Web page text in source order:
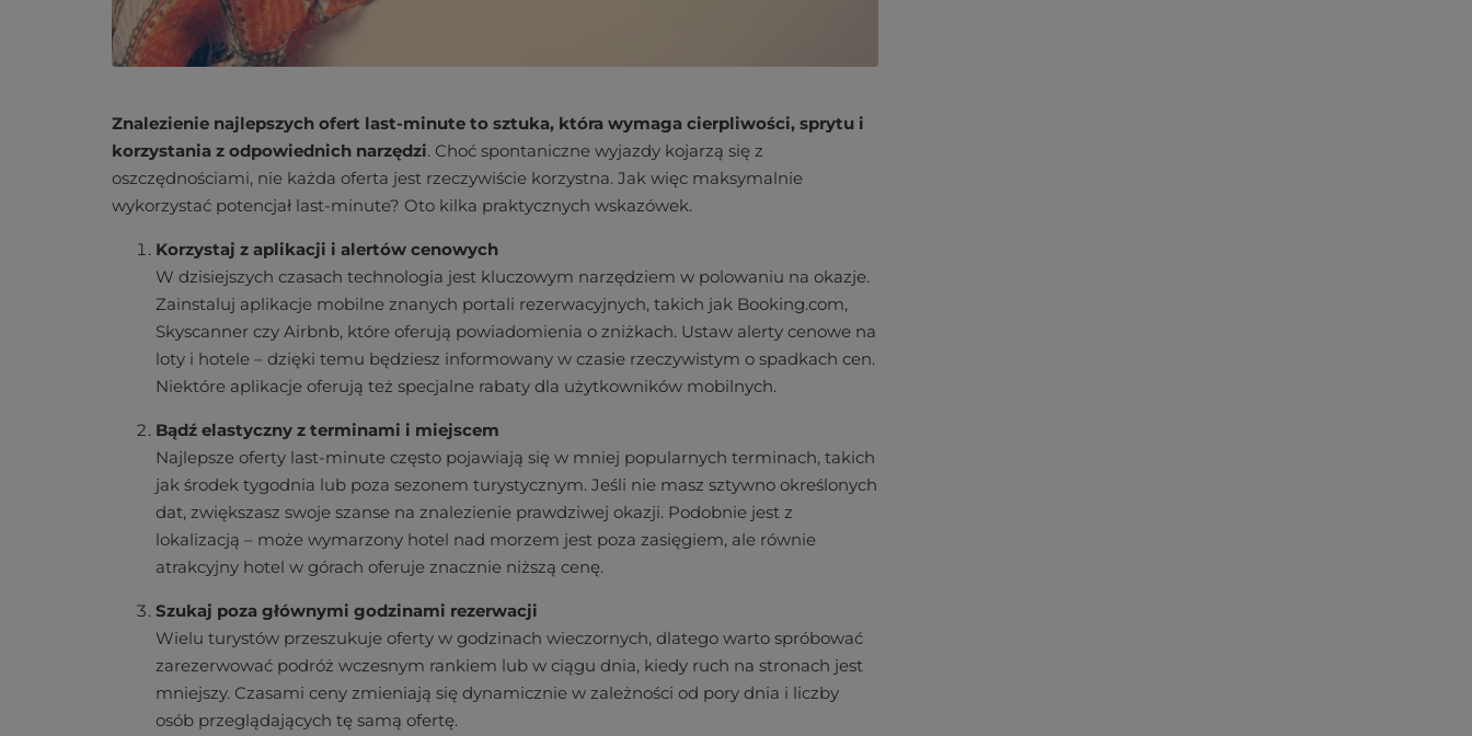
Znalezienie najlepszych ofert last-minute to sztuka, która wymaga cierpliwości, sprytu i
korzystania z odpowiednich narzędzi. Choć spontaniczne wyjazdy kojarzą się z
oszczędnościami, nie każda oferta jest rzeczywiście korzystna. Jak więc maksymalnie
wykorzystać potencjał last-minute? Oto kilka praktycznych wskazówek.
Korzystaj z aplikacji i alertów cenowych
W dzisiejszych czasach technologia jest kluczowym narzędziem w polowaniu na okazje.
Zainstaluj aplikacje mobilne znanych portali rezerwacyjnych, takich jak Booking.com,
Skyscanner czy Airbnb, które oferują powiadomienia o zniżkach. Ustaw alerty cenowe na
loty i hotele – dzięki temu będziesz informowany w czasie rzeczywistym o spadkach cen.
Niektóre aplikacje oferują też specjalne rabaty dla użytkowników mobilnych.
Bądź elastyczny z terminami i miejscem
Najlepsze oferty last-minute często pojawiają się w mniej popularnych terminach, takich
jak środek tygodnia lub poza sezonem turystycznym. Jeśli nie masz sztywno określonych
dat, zwiększasz swoje szanse na znalezienie prawdziwej okazji. Podobnie jest z
lokalizacją – może wymarzony hotel nad morzem jest poza zasięgiem, ale równie
atrakcyjny hotel w górach oferuje znacznie niższą cenę.
Szukaj poza głównymi godzinami rezerwacji
Wielu turystów przeszukuje oferty w godzinach wieczornych, dlatego warto spróbować
zarezerwować podróż wczesnym rankiem lub w ciągu dnia, kiedy ruch na stronach jest
mniejszy. Czasami ceny zmieniają się dynamicznie w zależności od pory dnia i liczby
osób przeglądających tę samą ofertę.